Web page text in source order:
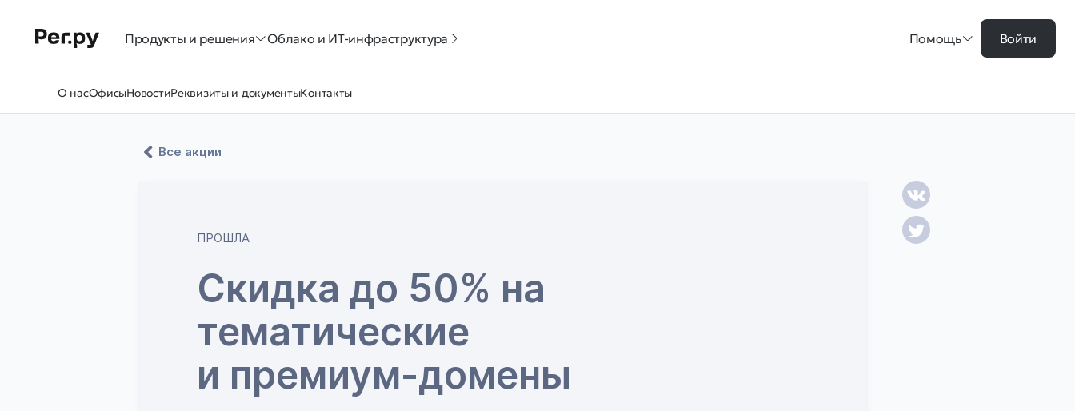
Продукты и решения Облако и ИТ-инфраструктура Помощь Войти
О насОфисыНовостиРеквизиты и документыКонтакты
Все акции
ПРОШЛА
Скидка до 50% на
тематические
и премиум-домены